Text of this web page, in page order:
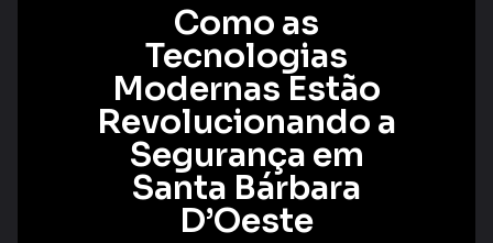
Como as
Tecnologias
Modernas Estão
Revolucionando a
Segurança em
Santa Bárbara
D’Oeste